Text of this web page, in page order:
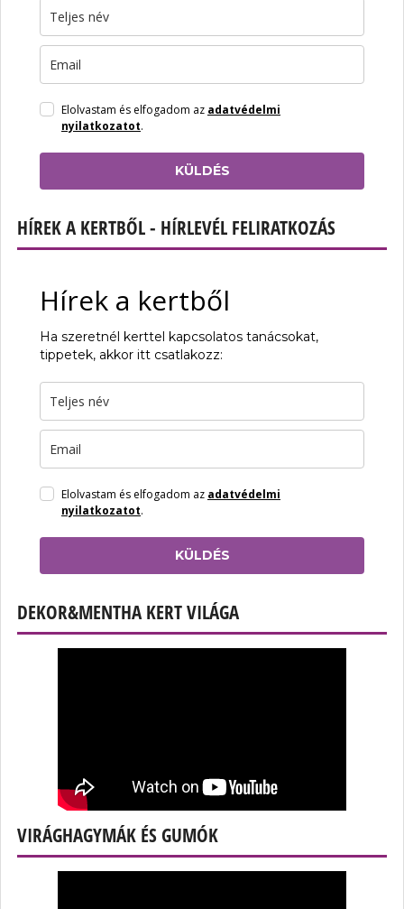
Elolvastam és elfogadom az adatvédelmi
nyilatkozatot.
KÜLDÉS
HÍREK A KERTBŐL - HÍRLEVÉL FELIRATKOZÁS
Hírek a kertből
Ha szeretnél kerttel kapcsolatos tanácsokat,
tippetek, akkor itt csatlakozz:
Elolvastam és elfogadom az adatvédelmi
nyilatkozatot.
KÜLDÉS
DEKOR&MENTHA KERT VILÁGA
VIRÁGHAGYMÁK ÉS GUMÓK